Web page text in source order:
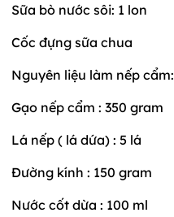
Sữa bò nước sôi: 1 lon
Cốc đựng sữa chua
Nguyên liệu làm nếp cẩm:
Gạo nếp cẩm : 350 gram
Lá nếp ( lá dứa) : 5 lá
Đường kính : 150 gram
Nước cốt dừa : 100 ml